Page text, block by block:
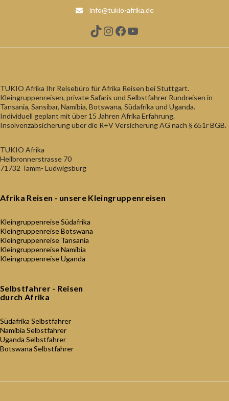
info@tukio-afrika.de
TikTok
Instagram
Facebook
YouTube
TUKIO Afrika Ihr Reisebüro für Afrika Reisen bei Stuttgart.
Kleingruppenreisen, private Safaris und Selbstfahrer Rundreisen in
Tansania, Sansibar, Namibia, Botswana, Südafrika und Uganda.
Individuell geplant mit über 15 Jahren Afrika Erfahrung.
Insolvenzabsicherung über die R+V Versicherung AG nach § 651r BGB.
TUKIO Afrika
Heilbronnerstrasse 70
71732 Tamm- Ludwigsburg
Afrika Reisen - unsere Kleingruppenreisen
Kleingruppenreise Südafrika
Kleingruppenreise Botswana
Kleingruppenreise Tansania
Kleingruppenreise Namibia
Kleingruppenreise Uganda
Selbstfahrer - Reisen
durch Afrika
Südafrika Selbstfahrer
Namibia Selbstfahrer
Uganda Selbstfahrer
Botswana Selbstfahrer